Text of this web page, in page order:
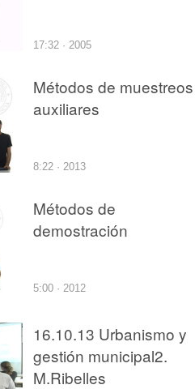
17:32 · 2005
Métodos de muestreos
auxiliares
8:22 · 2013
Métodos de
demostración
5:00 · 2012
16.10.13 Urbanismo y
gestión municipal2.
M.Ribelles